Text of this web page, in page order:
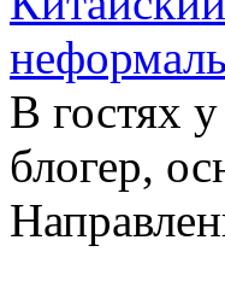
В гостях
блогер,